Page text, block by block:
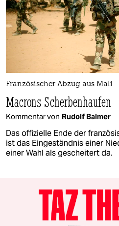
Französischer Abzug aus Mali
Macrons Scherbenhaufen
Kommentar von Rudolf Balmer
Das offizielle Ende der
ist das Eingeständnis einer
einer Wahl als gescheitert da.